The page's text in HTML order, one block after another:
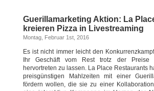
Guerillamarketing Aktion: La
kreieren Pizza in Livestreaming
Montag, Februar 1st, 2016
Es ist nicht immer leicht den
Ihr Geschäft vom Rest trotz der Preise
hervortreten zu lassen. La Place Restaurants
preisgünstigen Mahlzeiten mit einer
fördern wollen, die sie zu einer